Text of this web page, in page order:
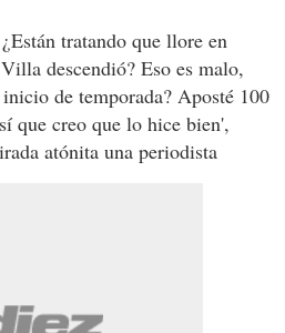
tratando que llore en
descendió? Eso es malo,
de temporada? Aposté 100
que creo que lo hice bien',
atónita una periodista